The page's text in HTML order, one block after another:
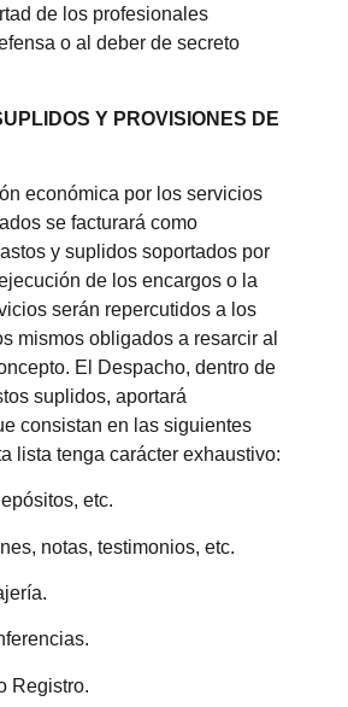
de los profesionales
o al deber de secreto
Y PROVISIONES DE
económica por los servicios
se facturará como
y suplidos soportados por
de los encargos o la
serán repercutidos a los
mismos obligados a resarcir al
El Despacho, dentro de
suplidos, aportará
consistan en las siguientes
lista tenga carácter exhaustivo:
etc.
notas, testimonios, etc.
Registro.